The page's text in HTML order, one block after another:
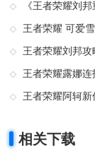
《王者荣耀刘
王者荣耀 可爱
王者荣耀刘邦
王者荣耀露娜
王者荣耀阿轲
相关下载